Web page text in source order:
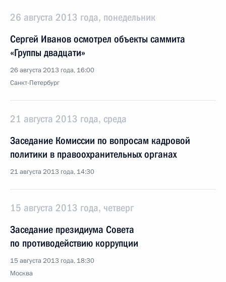
26 августа 2013 года, понедельник
Сергей Иванов осмотрел объекты саммита
«Группы двадцати»
26 августа 2013 года, 16:00
Санкт-Петербург
21 августа 2013 года, среда
Заседание Комиссии по вопросам кадровой
политики в правоохранительных органах
21 августа 2013 года, 14:30
15 августа 2013 года, четверг
Заседание президиума Совета
по противодействию коррупции
15 августа 2013 года, 18:30
Москва